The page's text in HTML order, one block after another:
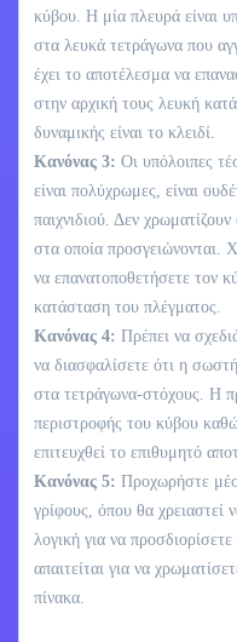
κύβου. Η μία πλευρά είναι
στα λευκά τετράγωνα που
έχει το αποτέλεσμα να
στην αρχική τους λευκή
δυναμικής είναι το κλειδί.
Κανόνας 3: Οι υπόλοιπες
είναι πολύχρωμες, είναι
παιχνιδιού. Δεν
στα οποία προσγειώνονται.
να επανατοποθετήσετε τον
κατάσταση του πλέγματος.
Κανόνας 4: Πρέπει να
να διασφαλίσετε ότι η
στα τετράγωνα-στόχους. Η
περιστροφής του κύβου
επιτευχθεί το επιθυμητό
Κανόνας 5: Προχωρήστε
γρίφους, όπου θα χρειαστεί
λογική για να
απαιτείται για να
πίνακα.